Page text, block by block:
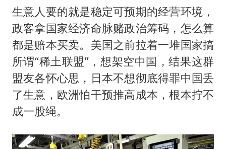
生意人要的就是稳定可预期的经营环境，
政客拿国家经济命脉赌政治筹码，怎么算
都是赔本买卖。美国之前拉着一堆国家搞
所谓“稀土联盟”，想架空中国，结果这群
盟友各怀心思，日本不想彻底得罪中国丢
了生意，欧洲怕干预推高成本，根本拧不
成一股绳。